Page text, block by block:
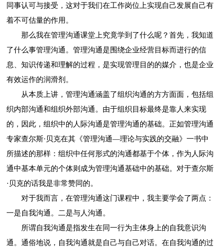
同事认可与接受，这对于我们在工作岗位上实现自己发展自己有
着不可估量的作用。
那么我在管理沟通课堂上究竟学到了什么呢？首先，我知道
了什么事管理沟通。管理沟通是围绕企业经营目标而进行的信
息、知识传递和理解的过程，是实现管理目的的媒介，也是企业
有效运作的润滑剂。
从本质上讲，管理沟通涵盖了组织沟通的方方面面，包括组
织内部沟通和组织外部沟通。由于组织目标最终是靠人来实现
的，因此，组织中的人际沟通是管理沟通的基础。正如管理沟通
专家查尔斯·贝克在其《管理沟通—理论与实践的交融》一书中
所描述的那样：组织中任何形式的沟通都基于个体，作为人际沟
通中基本单元的个体则成为管理沟通基础中的基础。对于查尔斯
·贝克的话我是非常赞同的。
对于我而言，在管理沟通这门课程中，我主要学会了两点：
一是自我沟通。二是与人沟通。
所谓自我沟通是指发生在同一行为主体身上的自我意识沟
通。通俗地说，自我沟通就是自己与自己对话。在自我沟通的过